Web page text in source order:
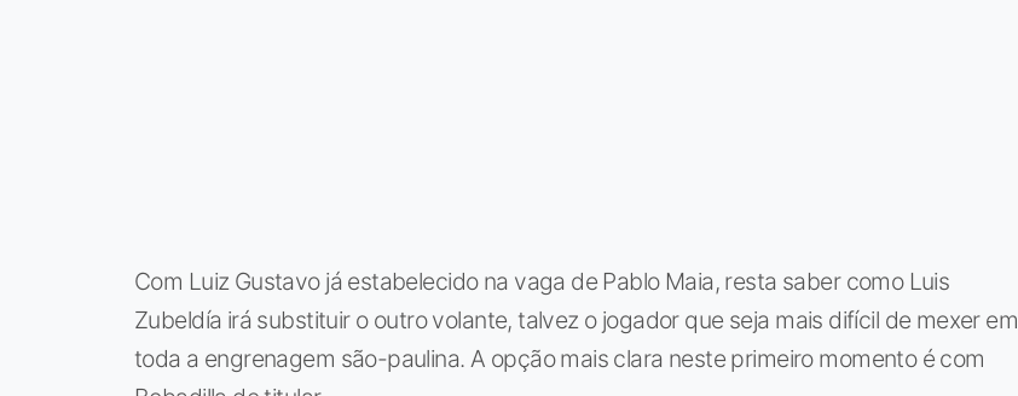
Com Luiz Gustavo já estabelecido na vaga de Pablo Maia, resta saber como Luis
Zubeldía irá substituir o outro volante, talvez o jogador que seja mais difícil de mexer em
toda a engrenagem são-paulina. A opção mais clara neste primeiro momento é com